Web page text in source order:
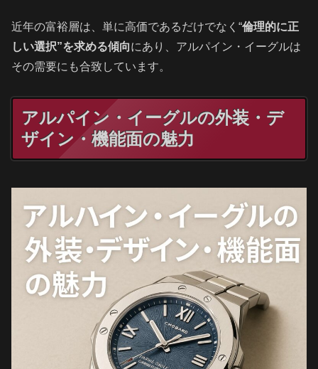
近年の富裕層は、単に高価であるだけでなく“倫理的に正
しい選択”を求める傾向にあり、アルパイン・イーグルは
その需要にも合致しています。
アルパイン・イーグルの外装・デ
ザイン・機能面の魅力